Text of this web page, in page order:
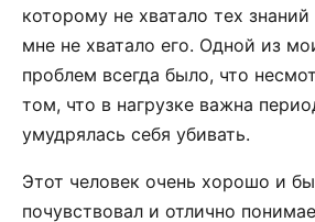
которому не хватало тех
мне не хватало его. Одной из
проблем всегда было, что
том, что в нагрузке важна
умудрялась себя убивать.
Этот человек очень хорошо и
почувствовал и отлично